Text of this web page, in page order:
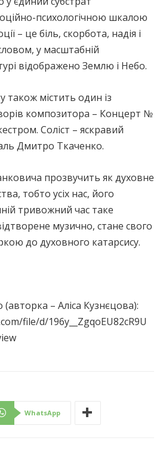
психологічною шкалою
– це біль, скорбота, надія і
у масштабній
відображено Землю і Небо.
містить один із
композитора – Концерт №
Соліст – яскравий
Дмитро Ткаченко.
прозвучить як духовне
тобто усіх нас, його
тривожний час таке
музично, стане свого
до духовного катарсису.
– Аліса Кузнєцова):
file/d/196y__ZgqoEU82cR9U
WhatsApp